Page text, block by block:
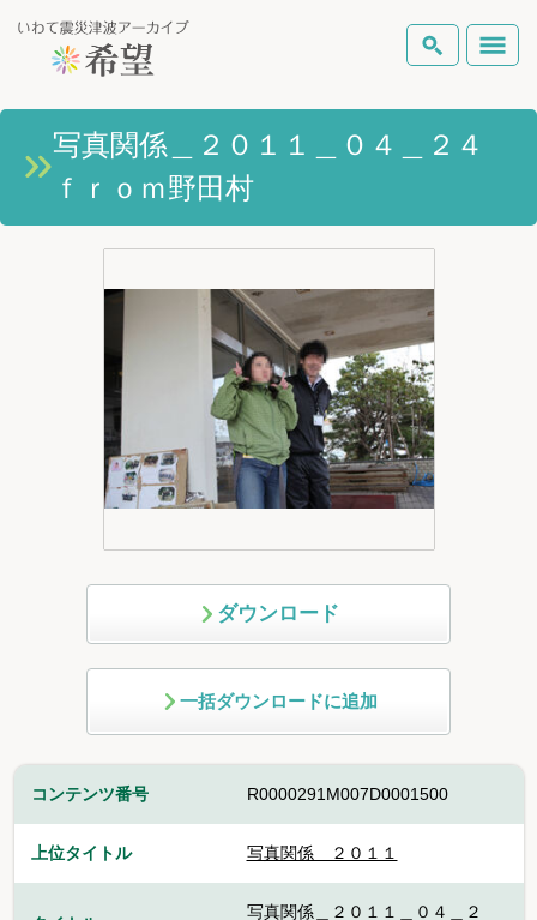
いわて震災津波アーカイブとは
岩手県の被害状況
Foreign Laguage
検索
写真関係＿２０１１＿０４＿２４
ｆｒｏｍ野田村
ダウンロード
一括ダウンロードに追加
コンテンツ番号 R0000291M007D0001500
上位タイトル 写真関係 ２０１１
写真関係＿２０１１＿０４＿２